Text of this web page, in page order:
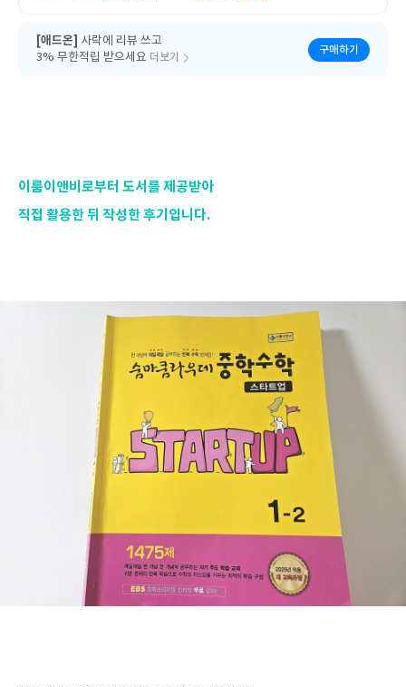
[애드온] 사락에 리뷰 쓰고
3% 무한적립 받으세요 더보기
구매하기
이룸이앤비로부터 도서를 제공받아
직접 활용한 뒤 작성한 후기입니다.